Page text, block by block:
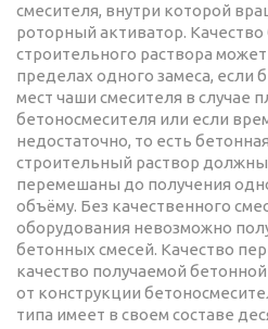
смесителя, внутри которой
роторный активатор.
строительного раствора
пределах одного замеса, если
мест чаши смесителя в случае
бетоносмесителя или если
недостаточно, то есть
строительный раствор
перемешаны до получения
объёму. Без качественного
оборудования невозможно
бетонных смесей. Качество
качество получаемой
от конструкции
типа имеет в своем составе